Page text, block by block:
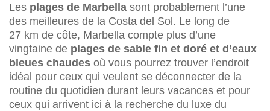
Les plages de Marbella sont probablement l’une
des meilleures de la Costa del Sol. Le long de
27 km de côte, Marbella compte plus d’une
vingtaine de plages de sable fin et doré et d’eaux
bleues chaudes où vous pourrez trouver l’endroit
idéal pour ceux qui veulent se déconnecter de la
routine du quotidien durant leurs vacances et pour
ceux qui arrivent ici à la recherche du luxe du